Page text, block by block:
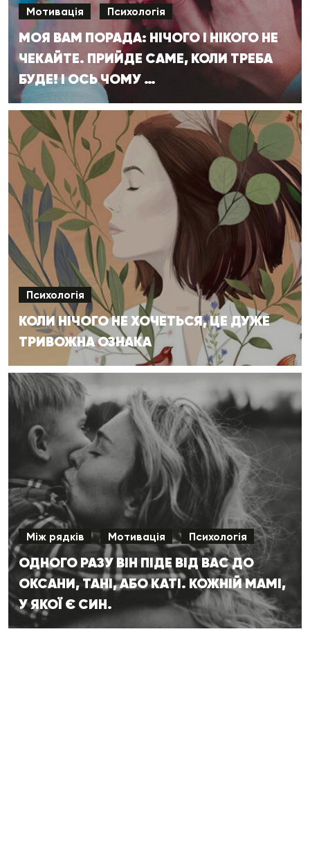
Мотивація Психологія
МОЯ ВАМ ПОРАДА: НІЧОГО І НІКОГО НЕ
ЧЕКАЙТЕ. ПРИЙДЕ САМЕ, КОЛИ ТРЕБА
БУДЕ! І ОСЬ ЧОМУ …
Психологія
КОЛИ НІЧОГО НЕ ХОЧЕТЬСЯ, ЦЕ ДУЖЕ
ТРИВОЖНА ОЗНАКА
Між рядків Мотивація Психологія
ОДНОГО РАЗУ ВІН ПІДЕ ВІД ВАС ДО
ОКСАНИ, ТАНІ, АБО КАТІ. КОЖНІЙ МАМІ,
У ЯКОЇ Є СИН.